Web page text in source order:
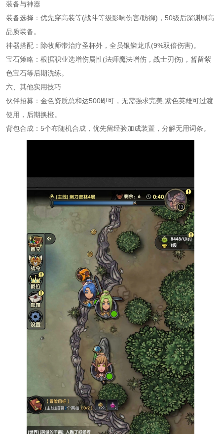
装备与神器
装备选择：优先穿高装等(战斗等级影响伤害/防御)，50级后深渊刷高
品质装备。
神器搭配：除牧师带治疗圣杯外，全员银鳞龙爪(9%双倍伤害)。
宝石策略：根据职业选增伤属性(法师魔法增伤，战士刃伤)，暂留紫
色宝石等后期洗练。
六、其他实用技巧
伙伴招募：金色资质总和达500即可，无需强求完美;紫色英雄可过渡
使用，后期换橙。
背包合成：5个布随机合成，优先留经验加成装置，分解无用词条。